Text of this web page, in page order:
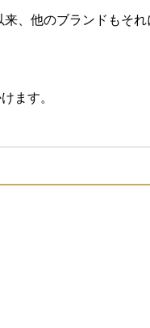
、他のブランドもそれ
ます。